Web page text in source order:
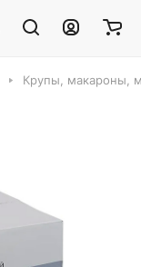
Крупы, макароны,